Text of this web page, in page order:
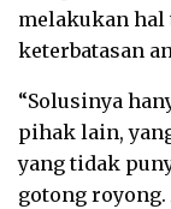
melakukan
keterbatasan
“Solusinya
pihak lain,
yang tidak
gotong